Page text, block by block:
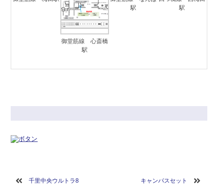
御堂筋線 心斎橋
駅
駅
駅
千里中央ウルトラ8 キャンパスセット